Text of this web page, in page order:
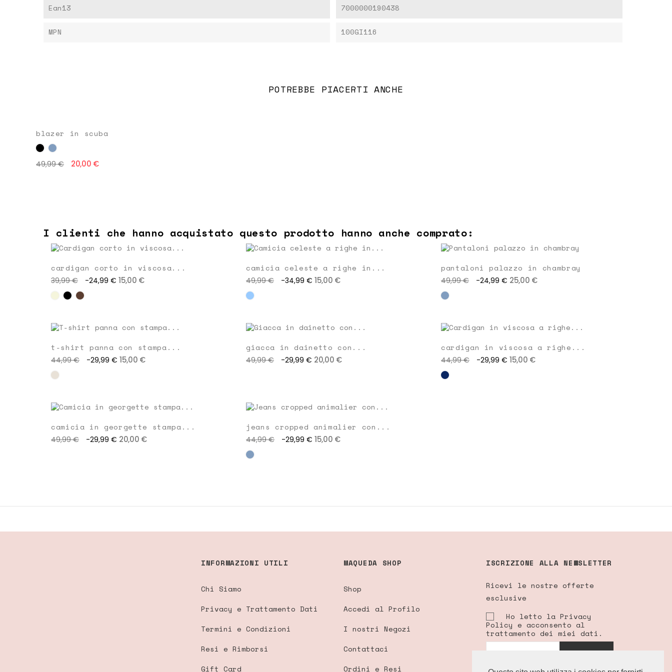
Ean13 7000000190438
MPN 100GI116
POTREBBE PIACERTI ANCHE
blazer in scuba
49,99 € 20,00 €
I clienti che hanno acquistato questo prodotto hanno anche comprato:
cardigan corto in viscosa...
39,99 € -24,99 € 15,00 €
camicia celeste a righe in...
49,99 € -34,99 € 15,00 €
pantaloni palazzo in chambray
49,99 € -24,99 € 25,00 €
t-shirt panna con stampa...
44,99 € -29,99 € 15,00 €
giacca in dainetto con...
49,99 € -29,99 € 20,00 €
cardigan in viscosa a righe...
44,99 € -29,99 € 15,00 €
camicia in georgette stampa...
49,99 € -29,99 € 20,00 €
jeans cropped animalier con...
44,99 € -29,99 € 15,00 €
INFORMAZIONI UTILI
Chi Siamo
Privacy e Trattamento Dati
Termini e Condizioni
Resi e Rimborsi
Gift Card
MAQUEDA SHOP
Shop
Accedi al Profilo
I nostri Negozi
Contattaci
Ordini e Resi
ISCRIZIONE ALLA NEWSLETTER
Ricevi le nostre offerte
esclusive
Ho letto la Privacy
Policy e acconsento al
trattamento dei miei dati.